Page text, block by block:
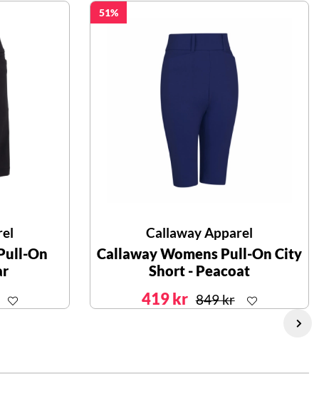
On
51
Callaway Apparel
Callaway Womens Pull-On City
Short - Peacoat
419 kr 849 kr